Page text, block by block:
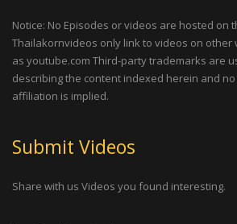
Notice: No Episodes or videos are hosted on
Thailakornvideos only link to videos on other
as youtube.com Third-party trademarks are
describing the content indexed herein and
affiliation is implied.
Submit Videos
Share with us Videos you found interesting.